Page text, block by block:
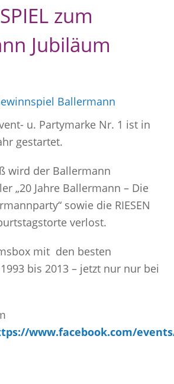
zum
Jubiläum
u. Partymarke Nr. 1 ist in
gestartet.
wird der Ballermann
„20 Jahre Ballermann – Die
sowie die RIESEN
verlost.
mit den besten
bis 2013 – jetzt nur nur bei
www.facebook.com/events/